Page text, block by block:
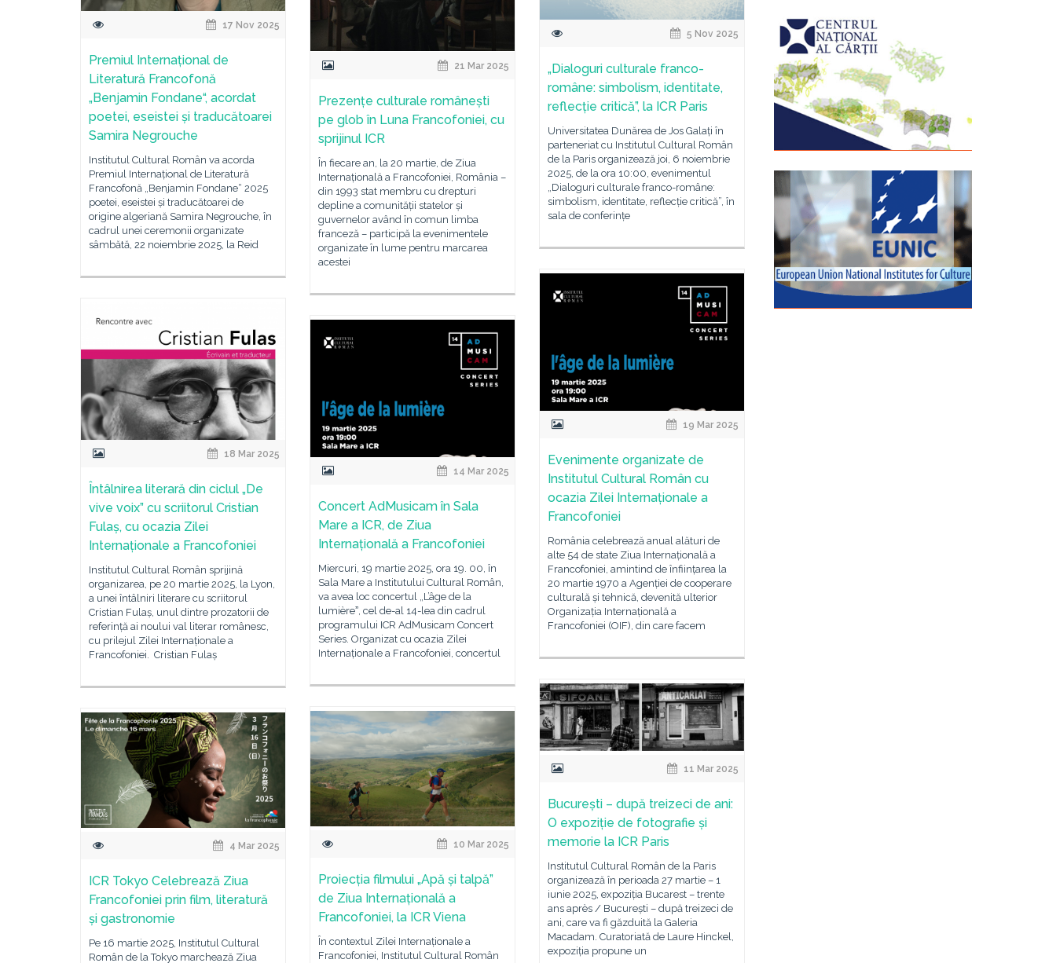
17 Nov 2025
Premiul Internațional de
Literatură Francofonă
„Benjamin Fondane“, acordat
poetei, eseistei și traducătoarei
Samira Negrouche
Institutul Cultural Român va acorda
Premiul Internațional de Literatură
Francofonă „Benjamin Fondane“ 2025
poetei, eseistei și traducătoarei de
origine algeriană Samira Negrouche, în
cadrul unei ceremonii organizate
sâmbătă, 22 noiembrie 2025, la Reid
5 Nov 2025
„Dialoguri culturale franco-
române: simbolism, identitate,
reflecție critică”, la ICR Paris
Universitatea Dunărea de Jos Galați în
parteneriat cu Institutul Cultural Român
de la Paris organizează joi, 6 noiembrie
2025, de la ora 10:00, evenimentul
„Dialoguri culturale franco-române:
simbolism, identitate, reflecție critică”, în
sala de conferințe
21 Mar 2025
Prezențe culturale românești
pe glob în Luna Francofoniei, cu
sprijinul ICR
În fiecare an, la 20 martie, de Ziua
Internațională a Francofoniei, România –
din 1993 stat membru cu drepturi
depline a comunității statelor și
guvernelor având în comun limba
franceză – participă la evenimentele
organizate în lume pentru marcarea
acestei
19 Mar 2025
Evenimente organizate de
Institutul Cultural Român cu
ocazia Zilei Internaționale a
Francofoniei
România celebrează anual alături de
alte 54 de state Ziua Internațională a
Francofoniei, amintind de înființarea la
20 martie 1970 a Agenției de cooperare
culturală și tehnică, devenită ulterior
Organizația Internațională a
Francofoniei (OIF), din care facem
18 Mar 2025
Întâlnirea literară din ciclul „De
vive voix” cu scriitorul Cristian
Fulaș, cu ocazia Zilei
Internaționale a Francofoniei
Institutul Cultural Român sprijină
organizarea, pe 20 martie 2025, la Lyon,
a unei întâlniri literare cu scriitorul
Cristian Fulaș, unul dintre prozatorii de
referință ai noului val literar românesc,
cu prilejul Zilei Internaționale a
Francofoniei. Cristian Fulaș
14 Mar 2025
Concert AdMusicam în Sala
Mare a ICR, de Ziua
Internațională a Francofoniei
Miercuri, 19 martie 2025, ora 19. 00, în
Sala Mare a Institutului Cultural Român,
va avea loc concertul „L’âge de la
lumièreˮ, cel de-al 14-lea din cadrul
programului ICR AdMusicam Concert
Series. Organizat cu ocazia Zilei
Internaționale a Francofoniei, concertul
11 Mar 2025
București – după treizeci de ani:
O expoziție de fotografie și
memorie la ICR Paris
Institutul Cultural Român de la Paris
organizează în perioada 27 martie – 1
iunie 2025, expoziția Bucarest – trente
ans après / București – după treizeci de
ani, care va fi găzduită la Galeria
Macadam. Curatoriată de Laure Hinckel,
expoziția propune un
10 Mar 2025
Proiecția filmului „Apă și talpă”
de Ziua Internațională a
Francofoniei, la ICR Viena
În contextul Zilei Internaționale a
Francofoniei, Institutul Cultural Român
4 Mar 2025
ICR Tokyo Celebrează Ziua
Francofoniei prin film, literatură
și gastronomie
Pe 16 martie 2025, Institutul Cultural
Român de la Tokyo marchează Ziua